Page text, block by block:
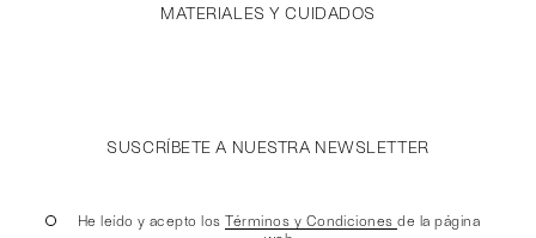
MATERIALES Y CUIDADOS
SUSCRÍBETE A NUESTRA NEWSLETTER
He leído y acepto losTérminos y Condicionesde la página